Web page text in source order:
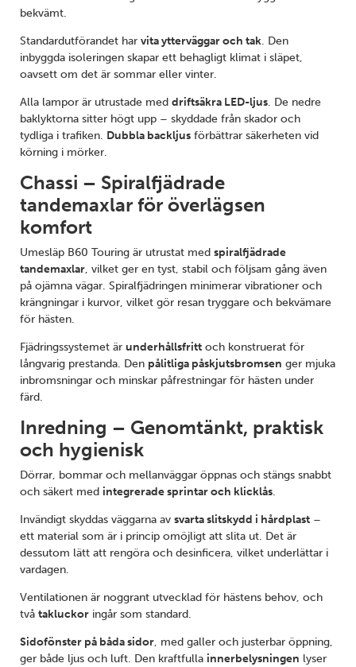
bekvämt.
Standardutförandet har vita ytterväggar och tak. Den
inbyggda isoleringen skapar ett behagligt klimat i släpet,
oavsett om det är sommar eller vinter.
Alla lampor är utrustade med driftsäkra LED-ljus. De nedre
baklyktorna sitter högt upp – skyddade från skador och
tydliga i trafiken. Dubbla backljus förbättrar säkerheten vid
körning i mörker.
Chassi – Spiralfjädrade
tandemaxlar för överlägsen
komfort
Umesläp B60 Touring är utrustat med spiralfjädrade
tandemaxlar, vilket ger en tyst, stabil och följsam gång även
på ojämna vägar. Spiralfjädringen minimerar vibrationer och
krängningar i kurvor, vilket gör resan tryggare och bekvämare
för hästen.
Fjädringssystemet är underhållsfritt och konstruerat för
långvarig prestanda. Den pålitliga påskjutsbromsen ger mjuka
inbromsningar och minskar påfrestningar för hästen under
färd.
Inredning – Genomtänkt, praktisk
och hygienisk
Dörrar, bommar och mellanväggar öppnas och stängs snabbt
och säkert med integrerade sprintar och klicklås.
Invändigt skyddas väggarna av svarta slitskydd i hårdplast –
ett material som är i princip omöjligt att slita ut. Det är
dessutom lätt att rengöra och desinficera, vilket underlättar i
vardagen.
Ventilationen är noggrant utvecklad för hästens behov, och
två takluckor ingår som standard.
Sidofönster på båda sidor, med galler och justerbar öppning,
ger både ljus och luft. Den kraftfulla innerbelysningen lyser